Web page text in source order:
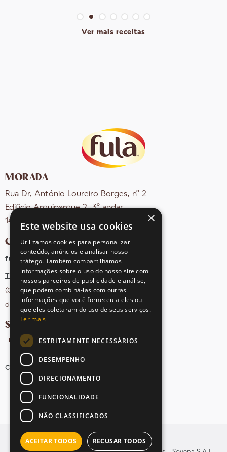
Ver mais receitas
MORADA
Rua Dr. António Loureiro Borges, nº 2
Edifício Arquiparque 2, 3º andar
1495-131 Algés - Portugal
CONTACTOS
fula@sovena.pt
Tel: +351 21 412 93 36
(Chamada para rede fixa nacional;
dias úteis das 10h às 17h)
SIGA-NOS NAS REDES SOCIAIS
CANDIDATURAS
×
Este website usa cookies
Utilizamos cookies para personalizar
conteúdo, anúncios e analisar nosso
tráfego. Também compartilhamos
informações sobre o uso do nosso site com
nossos parceiros de publicidade e análise,
que podem combiná-las com outras
informações que você forneceu a eles ou
que eles coletaram do uso de seus serviços.
Ler mais
ESTRITAMENTE NECESSÁRIOS
DESEMPENHO
DIRECIONAMENTO
FUNCIONALIDADE
NÃO CLASSIFICADOS
ACEITAR TODOS RECUSAR TODOS